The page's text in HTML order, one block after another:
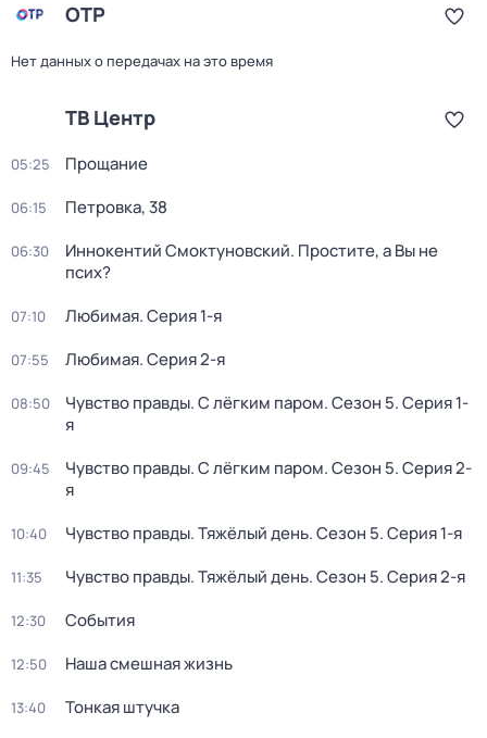
ОТР
Нет данных о передачах на это время
ТВ Центр
05:25 Прощание
06:15 Петровка, 38
06:30
Иннокентий Смоктуновский. Простите, а Вы не
псих?
07:10 Любимая. Серия 1-я
07:55 Любимая. Серия 2-я
08:50 Чувство правды. С лёгким паром. Сезон 5. Серия 1-
я
09:45 Чувство правды. С лёгким паром. Сезон 5. Серия 2-
я
10:40 Чувство правды. Тяжёлый день. Сезон 5. Серия 1-я
11:35 Чувство правды. Тяжёлый день. Сезон 5. Серия 2-я
12:30 События
12:50 Наша смешная жизнь
13:40 Тонкая штучка